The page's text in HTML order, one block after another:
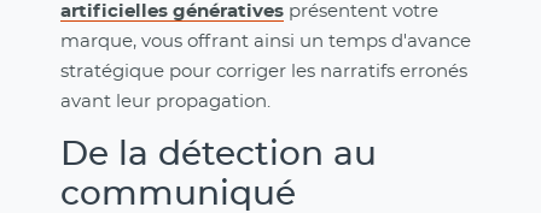
artificielles génératives présentent votre
marque, vous offrant ainsi un temps d'avance
stratégique pour corriger les narratifs erronés
avant leur propagation.
De la détection au
communiqué